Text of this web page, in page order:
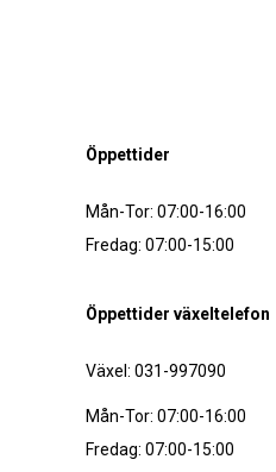
Öppettider
Mån-Tor: 07:00-16:00
Fredag: 07:00-15:00
Öppettider växeltelefon
Växel: 031-997090
Mån-Tor: 07:00-16:00
Fredag: 07:00-15:00